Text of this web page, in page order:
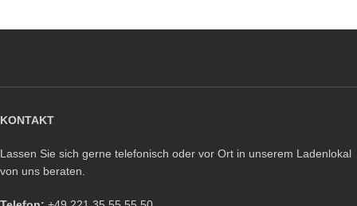
KONTAKT
Lassen Sie sich gerne telefonisch oder vor Ort in unserem Ladenlokal
von uns beraten.